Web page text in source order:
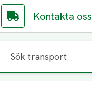
Kontakta oss
Sök transport